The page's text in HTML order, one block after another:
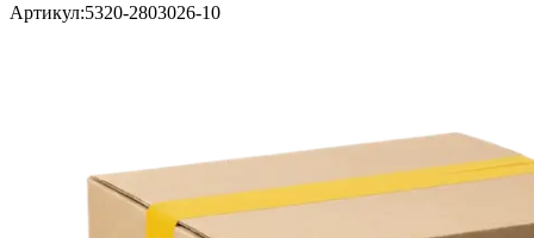
Артикул:5320-2803026-10